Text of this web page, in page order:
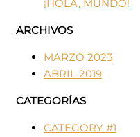
¡HOLA, MUNDO!
ARCHIVOS
MARZO 2023
ABRIL 2019
CATEGORÍAS
CATEGORY #1